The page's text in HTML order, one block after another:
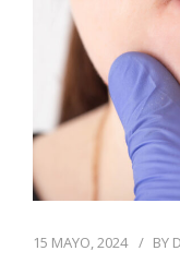
15 MAYO, 2024 BY